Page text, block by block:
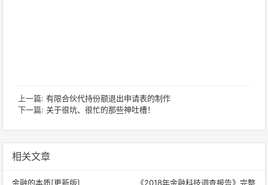
上一篇:有限合伙代持份额退出申请表的制作
下一篇:关于很坑、很忙的那些神吐槽！
相关文章
金融的本质[更新版]
《2018年金融科技调查报告》完整